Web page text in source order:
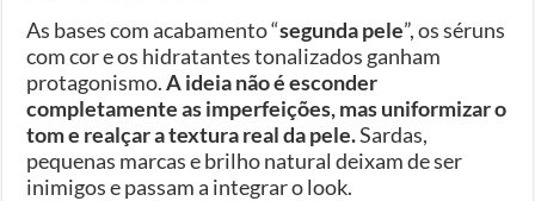
As bases com acabamento “segunda pele”, os séruns
com cor e os hidratantes tonalizados ganham
protagonismo.A ideia não é esconder
completamente as imperfeições, mas uniformizar o
tom e realçar a textura real da pele.Sardas,
pequenas marcas e brilho natural deixam de ser
inimigos e passam a integrar o look.